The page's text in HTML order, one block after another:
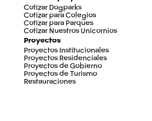
Cotizar Dogparks
Cotizar para Colegios
Cotizar para Parques
Cotizar Nuestros Unicornios
Proyectos
Proyectos Institucionales
Proyectos Residenciales
Proyectos de Gobierno
Proyectos de Turismo
Restauraciones